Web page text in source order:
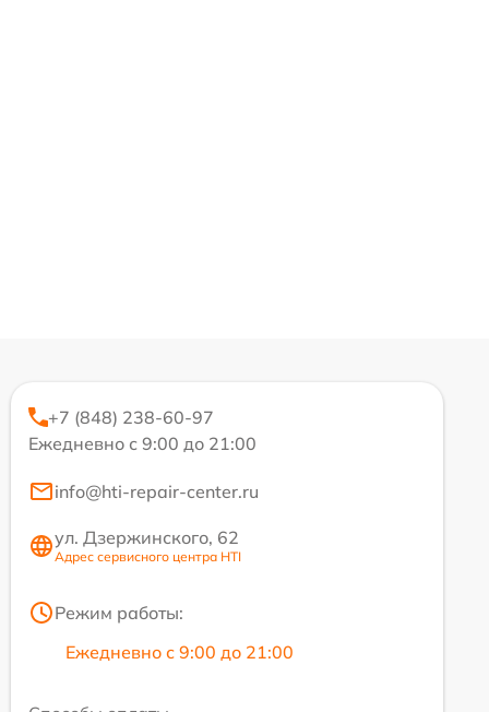
+7 (848) 238-60-97
Ежедневно с 9:00 до 21:00
info@hti-repair-center.ru
ул. Дзержинского, 62
Адрес сервисного центра HTI
Режим работы:
Ежедневно с 9:00 до 21:00